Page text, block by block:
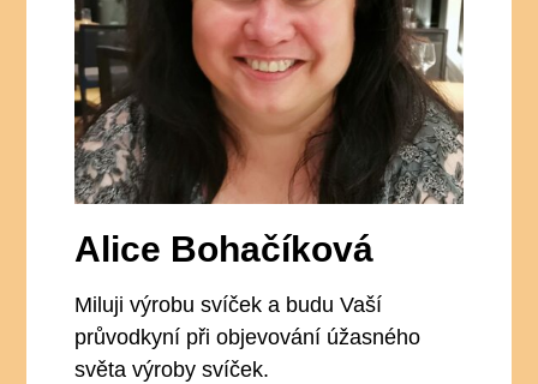
Alice Bohačíková
Miluji výrobu svíček a budu Vaší
průvodkyní při objevování úžasného
světa výroby svíček.